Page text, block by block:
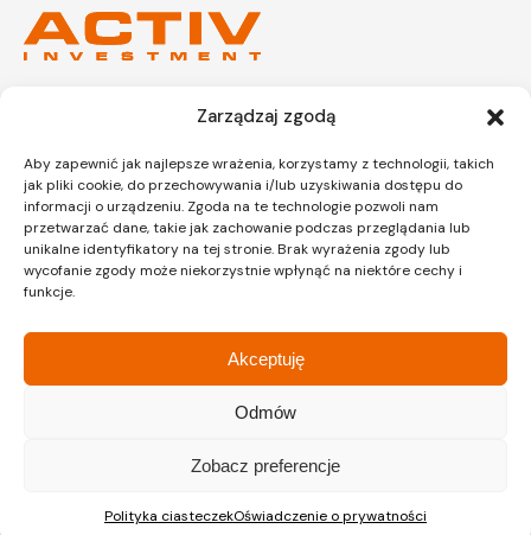
Zarządzaj zgodą
Aby zapewnić jak najlepsze wrażenia, korzystamy z technologii, takich
jak pliki cookie, do przechowywania i/lub uzyskiwania dostępu do
informacji o urządzeniu. Zgoda na te technologie pozwoli nam
przetwarzać dane, takie jak zachowanie podczas przeglądania lub
unikalne identyfikatory na tej stronie. Brak wyrażenia zgody lub
wycofanie zgody może niekorzystnie wpłynąć na niektóre cechy i
funkcje.
Akceptuję
Odmów
Zobacz preferencje
Polityka ciasteczekOświadczenie o prywatności
Siedziba
ul. Lipińskiego 3A
30-349 Kraków
tel.:12 397 12 27
Dział sprzedaży
ul. Lipińskiego 3A
30-349 Kraków
Gliwice
Dział sprzedaży
Katowice
Dział sprzedaży
40-101 Katowice